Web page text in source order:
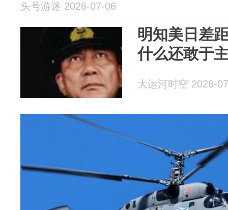
头号游迷 2026-07-06
明知美日差
什么还敢于
大运河时空 2026-